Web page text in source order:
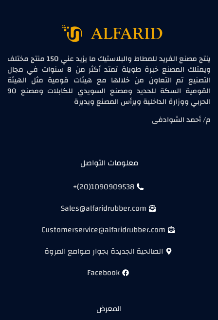
ينتج مصنع الفريد للمطاط والبلاستيك ما يزيد عني 150 منتج مختلف
ويمتلك المصنع خبرة طويلة تمتد أكثر من 8 سنوات في مجال
التصنيع تم التعاون من خلالها مع هيئات قومية مثل الهيئة
القومية السكة للحديد ومصنع السويدي للكابلات ومصنع 90
الحربي ووزارة الداخلية ويرأس المصنع ويديرة
م/ أحمد الشوادفى
معلومات التواصل
1090909538(20)+
Sales@alfaridrubber.com
Customerservice@alfaridrubber.com
الصالحية الجديدة بجوار صوامع المروة
Facebook
المعرض